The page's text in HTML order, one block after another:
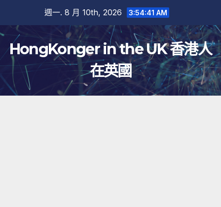
內
容
週一. 8 月 10th, 2026 3:54:41 AM
HongKonger in the UK 香港人
在英國